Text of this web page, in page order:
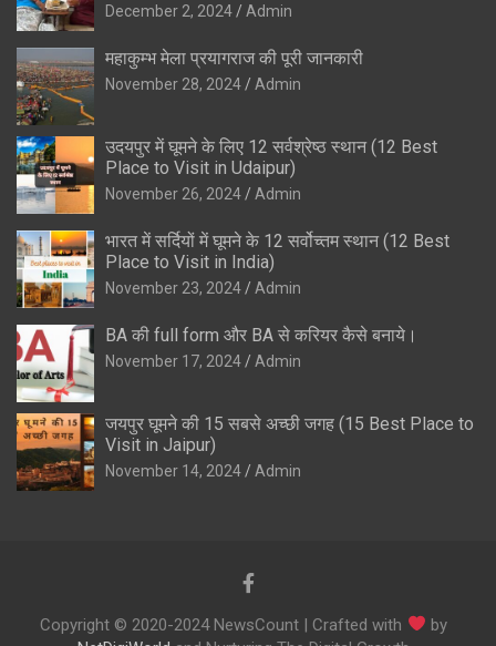
December 2, 2024 Admin
महाकुम्भ मेला प्रयागराज की पूरी जानकारी
November 28, 2024 Admin
उदयपुर में घूमने के लिए 12 सर्वश्रेष्ठ स्थान (12 Best
Place to Visit in Udaipur)
November 26, 2024 Admin
भारत में सर्दियों में घूमने के 12 सर्वोच्तम स्थान (12 Best
Place to Visit in India)
November 23, 2024 Admin
BA की full form और BA से करियर कैसे बनाये।
November 17, 2024 Admin
जयपुर घूमने की 15 सबसे अच्छी जगह (15 Best Place to
Visit in Jaipur)
November 14, 2024 Admin
Copyright © 2020-2024 NewsCount | Crafted with
by